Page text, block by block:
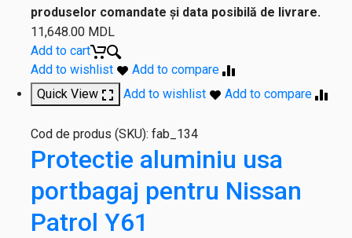
produselor comandate și data posibilă de livrare.
11,648.00 MDL
Add to cart
Add to wishlist
Add to compare
Quick View
Add to wishlist Add to compare
Cod de produs (SKU): fab_134
Protectie aluminiu usa
portbagaj pentru Nissan
Patrol Y61